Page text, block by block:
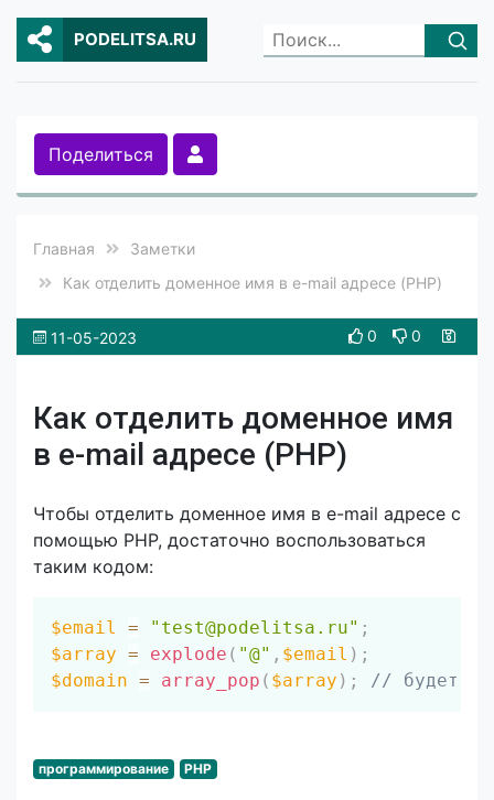
PODELITSA.RU
Поделиться
Главная
Заметки
Как отделить доменное имя в e-mail адресе (PHP)
11-05-2023 0 0
Как отделить доменное имя
в e-mail адресе (PHP)
Чтобы отделить доменное имя в e-mail адресе с
помощью PHP, достаточно воспользоваться
таким кодом:
$email = "test@podelitsa.ru" ;
$array = explode ( "@" , $email ) ;
$domain = array_pop ( $array ) ; // будет
программирование PHP